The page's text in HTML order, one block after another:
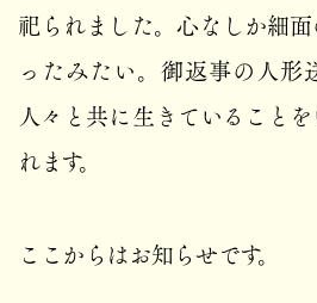
祀られました。心なしか細
ったみたい。御返事の人形
人々と共に生きていること
れます。
ここからはお知らせです。